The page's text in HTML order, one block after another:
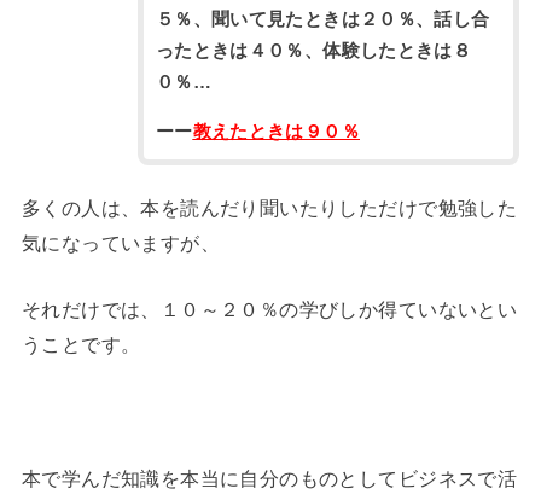
５％、聞いて見たときは２０％、話し合
ったときは４０％、体験したときは８
０％…
ーー教えたときは９０％
多くの人は、本を読んだり聞いたりしただけで勉強した
気になっていますが、
それだけでは、１０～２０％の学びしか得ていないとい
うことです。
本で学んだ知識を本当に自分のものとしてビジネスで活